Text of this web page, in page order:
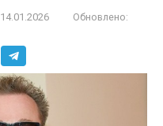
14.01.2026
Обновлено: